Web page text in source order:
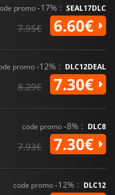
promo-17% : SEAL17DLC
7.95€ 6.60€
promo-12% : DLC12DEAL
8.29€ 7.30€
code promo-8% : DLC8
7.93€ 7.30€
code promo-12% : DLC12